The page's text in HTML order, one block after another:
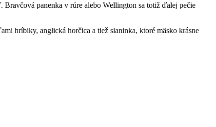
panenka v rúre alebo Wellington sa totiž ďalej pečie
hríbiky, anglická horčica a tiež slaninka, ktoré mäsko krásne